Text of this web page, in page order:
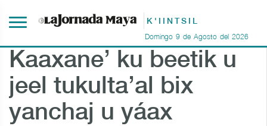
K'IINTSIL
Domingo 9 de Agosto del 2026
Kaaxane’ ku beetik u
jeel tukulta’al bix
yanchaj u yáax